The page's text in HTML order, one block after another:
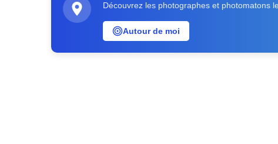
Découvrez les photographes et photomatons
Autour de moi